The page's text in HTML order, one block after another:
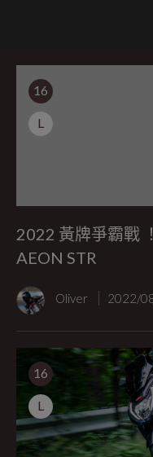
16
L
2022 黃牌爭霸戰
AEON STR
Oliver 2022/
16
L